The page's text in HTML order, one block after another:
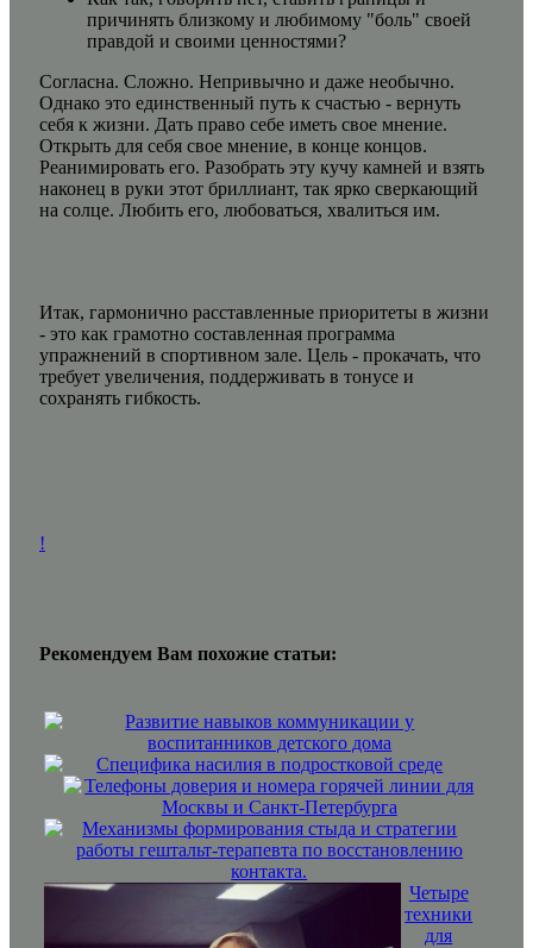
причинять близкому и любимому "боль" своей
правдой и своими ценностями?
Согласна. Сложно. Непривычно и даже необычно.
Однако это единственный путь к счастью - вернуть
себя к жизни. Дать право себе иметь свое мнение.
Открыть для себя свое мнение, в конце концов.
Реанимировать его. Разобрать эту кучу камней и взять
наконец в руки этот бриллиант, так ярко сверкающий
на солце. Любить его, любоваться, хвалиться им.
Итак, гармонично расставленные приоритеты в жизни
- это как грамотно составленная программа
упражнений в спортивном зале. Цель - прокачать, что
требует увеличения, поддерживать в тонусе и
сохранять гибкость.
!
Рекомендуем Вам похожие статьи:
Развитие навыков коммуникации у
воспитанников детского дома
Специфика насилия в подростковой среде
Телефоны доверия и номера горячей линии для
Москвы и Санкт-Петербурга
Механизмы формирования стыда и стратегии
работы гештальт-терапевта по восстановлению
контакта.
Четыре
техники
для